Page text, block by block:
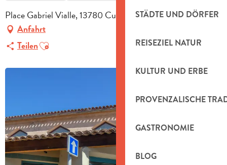
STÄDTE UND DÖRFER
REISEZIEL NATUR
KULTUR UND ERBE
PROVENZALISCHE
GASTRONOMIE
BLOG
Place Gabriel Vialle, 13780 Cuges-les-Pins
Anfahrt
TeilenAjouter aux favoris